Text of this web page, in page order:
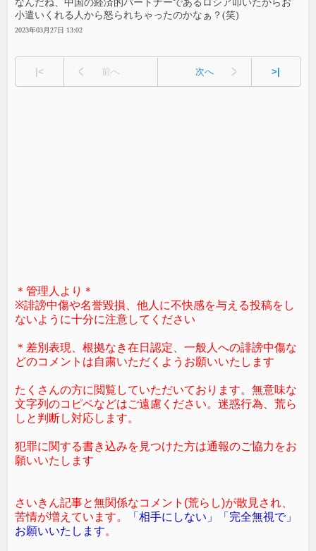
なんだね、中国の経済的パートナーであるロシア叩いたからお
小遣いくれる人から怒られちゃったのかなぁ？(笑)
2023年03月27日 13:02
|< 前へ 次へ >|
＊管理人より＊
※誹謗中傷や名誉毀損、他人に不快感を与える投稿をし
ないように十分に注意してください
＊差別表現、根拠なき在日認定、一般人への誹謗中傷な
どのコメントは自粛いただくようお願いいたします
たくさんの方に閲覧していただいております。無意味な
文字列のコピペなどはご遠慮ください。迷惑行為、荒ら
しと判断し対応します。
犯罪に関する書き込みを見つけた方は通報のご協力をお
願いいたします
さいきん記事と無関係なコメント(荒らし)が散見され、
苦情が増えています。
「相手にしない」「完全無視で」
お願いいたします。